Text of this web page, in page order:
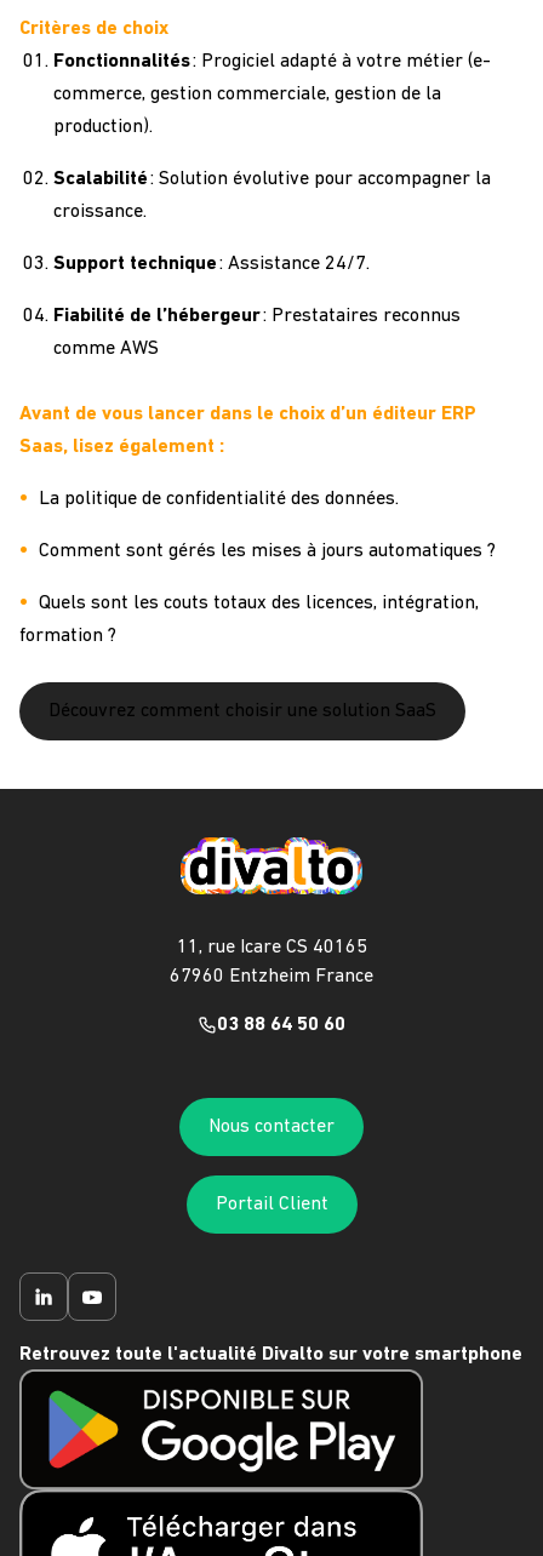
Critères de choix
Fonctionnalités: Progiciel adapté à votre métier (e-
commerce, gestion commerciale, gestion de la
production).
Scalabilité: Solution évolutive pour accompagner la
croissance.
Support technique: Assistance 24/7.
Fiabilité de l’hébergeur: Prestataires reconnus
comme AWS
Avant de vous lancer dans le choix d’un éditeur ERP
Saas, lisez également :
La politique de confidentialité des données.
Comment sont gérés les mises à jours automatiques ?
Quels sont les couts totaux des licences, intégration,
formation ?
Découvrez comment choisir une solution SaaS
11, rue Icare CS 40165
67960 Entzheim France
03 88 64 50 60
Nous contacter
Portail Client
Retrouvez toute l'actualité Divalto sur votre smartphone